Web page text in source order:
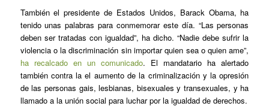
También el presidente de Estados Unidos, Barack Obama, ha
tenido unas palabras para conmemorar este día. “Las personas
deben ser tratadas con igualdad”, ha dicho. “Nadie debe sufrir la
violencia o la discriminación sin importar quien sea o quien ame”,
ha recalcado en un comunicado. El mandatario ha alertado
también contra la el aumento de la criminalización y la opresión
de las personas gais, lesbianas, bisexuales y transexuales, y ha
llamado a la unión social para luchar por la igualdad de derechos.